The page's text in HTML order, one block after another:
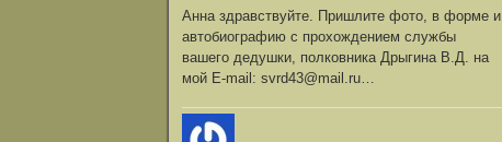
Анна здравствуйте. Пришлите фото, в форме и
автобиографию с прохождением службы
вашего дедушки, полковника Дрыгина В.Д. на
мой Е-mail: svrd43@mail.ru…